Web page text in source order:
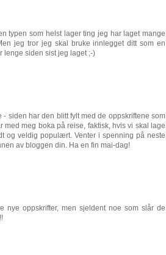
typen som helst lager ting jeg har laget mange
jeg tror jeg skal bruke innlegget ditt som en
lenge siden sist jeg laget ;-)
siden har den blitt fylt med de oppskriftene som
meg boka på reise, faktisk, hvis vi skal lage
og veldig populært. Venter i spenning på neste
av bloggen din. Ha en fin mai-dag!
nye oppskrifter, men sjeldent noe som slår de